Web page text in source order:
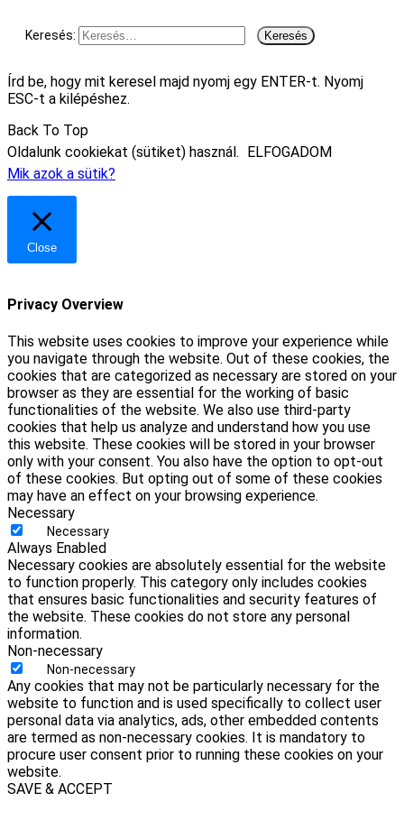
Keresés:
Írd be, hogy mit keresel majd nyomj egy ENTER-t. Nyomj
ESC-t a kilépéshez.
Back To Top
Oldalunk cookiekat (sütiket) használ. ELFOGADOM
Mik azok a sütik?
Close
Privacy Overview
This website uses cookies to improve your experience while
you navigate through the website. Out of these cookies, the
cookies that are categorized as necessary are stored on your
browser as they are essential for the working of basic
functionalities of the website. We also use third-party
cookies that help us analyze and understand how you use
this website. These cookies will be stored in your browser
only with your consent. You also have the option to opt-out
of these cookies. But opting out of some of these cookies
may have an effect on your browsing experience.
Necessary
Necessary
Always Enabled
Necessary cookies are absolutely essential for the website
to function properly. This category only includes cookies
that ensures basic functionalities and security features of
the website. These cookies do not store any personal
information.
Non-necessary
Non-necessary
Any cookies that may not be particularly necessary for the
website to function and is used specifically to collect user
personal data via analytics, ads, other embedded contents
are termed as non-necessary cookies. It is mandatory to
procure user consent prior to running these cookies on your
website.
SAVE & ACCEPT